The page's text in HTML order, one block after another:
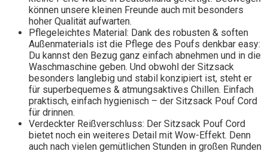
können unsere kleinen Freunde auch mit besonders
hoher Qualität aufwarten.
Pflegeleichtes Material: Dank des robusten & soften
Außenmaterials ist die Pflege des Poufs denkbar easy:
Du kannst den Bezug ganz einfach abnehmen und in die
Waschmaschine geben. Und obwohl der Sitzsack
besonders langlebig und stabil konzipiert ist, steht er
für superbequemes & atmungsaktives Chillen. Einfach
praktisch, einfach hygienisch – der Sitzsack Pouf Cord
für drinnen.
Verdeckter Reißverschluss: Der Sitzsack Pouf Cord
bietet noch ein weiteres Detail mit Wow-Effekt. Denn
auch nach vielen gemütlichen Stunden in großen Runden